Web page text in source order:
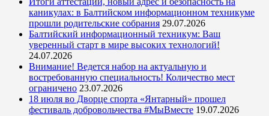
каникулах: в Балтийском информационном техникуме
прошли родительские собрания 29.07.2026
Балтийский информационный техникум: Ваш
уверенный старт в мире высоких технологий!
24.07.2026
Внимание! Ведется набор на актуальную и
востребованную специальность! Количество мест
ограничено 23.07.2026
18 июля во Дворце спорта «Янтарный» прошел
фестиваль добровольчества #МыВместе 19.07.2026